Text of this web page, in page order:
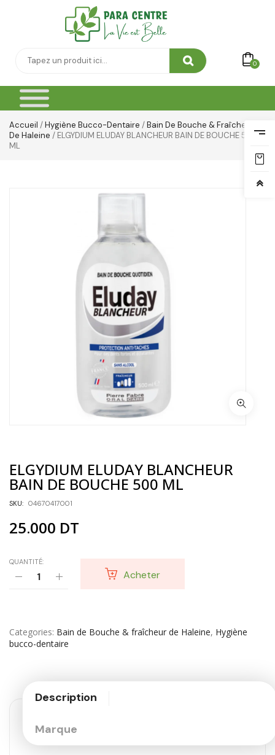
0
Accueil /Hygiène Bucco-Dentaire /Bain De Bouche & Fraîcheur
De Haleine / ELGYDIUM ELUDAY BLANCHEUR BAIN DE BOUCHE 500
ML
ELGYDIUM ELUDAY BLANCHEUR
BAIN DE BOUCHE 500 ML
SKU: 04670417001
25.000 DT
QUANTITÉ:
Acheter
Categories Bain de Bouche & fraîcheur de Haleine, Hygiène
bucco-dentaire
Description
Marque